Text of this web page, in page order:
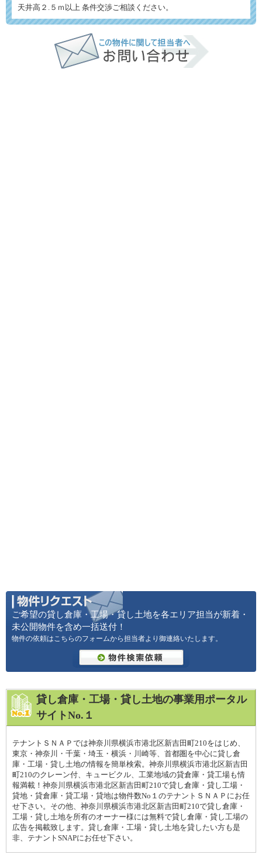
天井高２.５ｍ以上 条件交渉ご相談ください。
ご希望の貸し倉庫・工場・貸し土地を各エリア担当が新着・
未公開物件を含め一括送付！
物件の依頼はこちらのフォームから担当者より御連絡いたします。
貸し倉庫・工場・貸し土地の事業用ポータル
サイトNo.１
テナントＳＮＡＰでは神奈川県横浜市港北区新吉田町210をはじめ、
東京・神奈川・千葉・埼玉・横浜・川崎等、首都圏を中心に貸し倉
庫・工場・貸し土地の情報を簡単検索。神奈川県横浜市港北区新吉田
町210のクレーン付、キュービクル、工業地域の貸倉庫・貸工場も情
報満載！神奈川県横浜市港北区新吉田町210で貸し倉庫・貸し工場・
貸地・貸倉庫・貸工場・貸地は物件数No１のテナントＳＮＡＰにお任
せ下さい。その他、神奈川県横浜市港北区新吉田町210で貸し倉庫・
工場・貸し土地を所有のオーナー様には無料で貸し倉庫・貸し工場の
広告を掲載致します。貸し倉庫・工場・貸し土地を貸したい方も是
非、テナントSNAPにお任せ下さい。